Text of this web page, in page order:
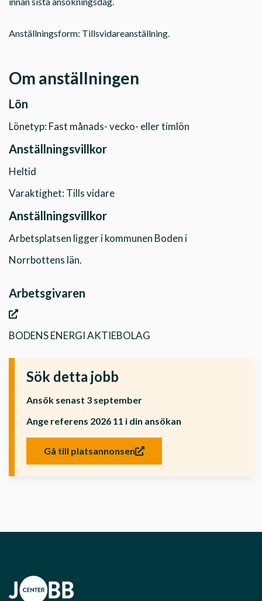
Anställningsform: Tillsvidareanställning.
Om anställningen
Lön
Lönetyp: Fast månads- vecko- eller timlön
Anställningsvillkor
Heltid
Varaktighet: Tills vidare
Anställningsvillkor
Arbetsplatsen ligger i kommunen Boden i
Norrbottens län.
Arbetsgivaren
BODENS ENERGI AKTIEBOLAG
Sök detta jobb
Ansök senast 3 september
Ange referens 2026 11 i din ansökan
Gå till platsannonsen